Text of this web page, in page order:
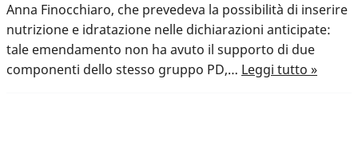
Anna Finocchiaro, che prevedeva la possibilità di inserire
nutrizione e idratazione nelle dichiarazioni anticipate:
tale emendamento non ha avuto il supporto di due
componenti dello stesso gruppo PD,… Leggi tutto »